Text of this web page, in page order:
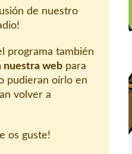
de nuestro
programa también
nuestra web para
pudieran oírlo en
volver a
os guste!